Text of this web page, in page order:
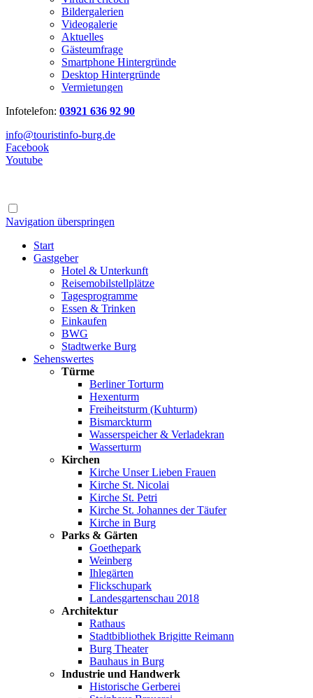
Bildergalerien
Videogalerie
Aktuelles
Gästeumfrage
Smartphone Hintergründe
Desktop Hintergründe
Vermietungen
Infotelefon: 03921 636 92 90
info@touristinfo-burg.de
Facebook
Youtube
Navigation überspringen
Start
Gastgeber
Hotel & Unterkunft
Reisemobilstellplätze
Tagesprogramme
Essen & Trinken
Einkaufen
BWG
Stadtwerke Burg
Sehenswertes
Türme
Berliner Torturm
Hexenturm
Freiheitsturm (Kuhturm)
Bismarckturm
Wasserspeicher & Verladekran
Wasserturm
Kirchen
Kirche Unser Lieben Frauen
Kirche St. Nicolai
Kirche St. Petri
Kirche St. Johannes der Täufer
Kirche in Burg
Parks & Gärten
Goethepark
Weinberg
Ihlegärten
Flickschupark
Landesgartenschau 2018
Architektur
Rathaus
Stadtbibliothek Brigitte Reimann
Burg Theater
Bauhaus in Burg
Industrie und Handwerk
Historische Gerberei